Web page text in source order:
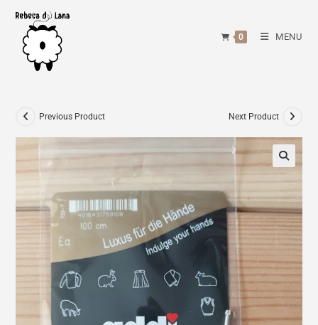
content
0 MENU
Previous Product Next Product